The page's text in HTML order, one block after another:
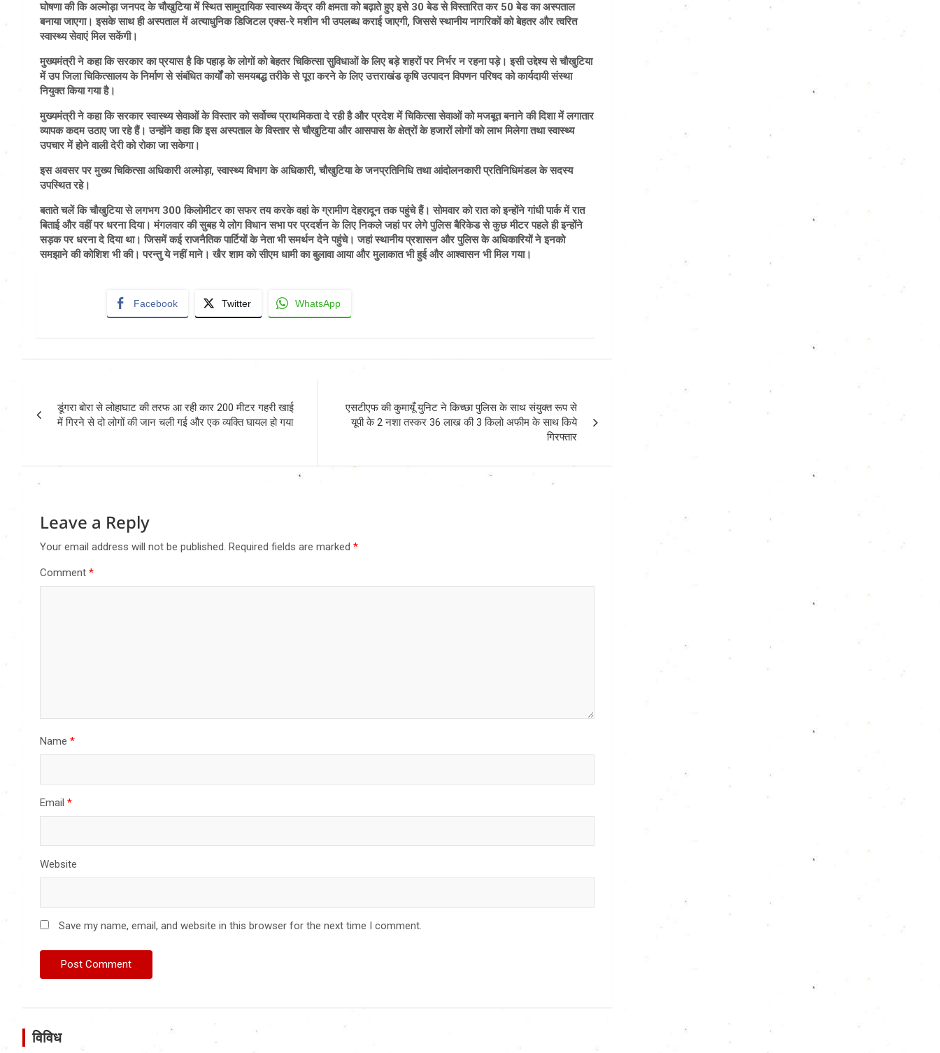
घोषणा की कि अल्मोड़ा जनपद के चौखुटिया में स्थित सामुदायिक स्वास्थ्य केंद्र की क्षमता को बढ़ाते हुए इसे 30 बेड से विस्तारित कर 50 बेड का अस्पताल
बनाया जाएगा। इसके साथ ही अस्पताल में अत्याधुनिक डिजिटल एक्स-रे मशीन भी उपलब्ध कराई जाएगी, जिससे स्थानीय नागरिकों को बेहतर और त्वरित
स्वास्थ्य सेवाएं मिल सकेंगी।
मुख्यमंत्री ने कहा कि सरकार का प्रयास है कि पहाड़ के लोगों को बेहतर चिकित्सा सुविधाओं के लिए बड़े शहरों पर निर्भर न रहना पड़े। इसी उद्देश्य से चौखुटिया
में उप जिला चिकित्सालय के निर्माण से संबंधित कार्यों को समयबद्ध तरीके से पूरा करने के लिए उत्तराखंड कृषि उत्पादन विपणन परिषद को कार्यदायी संस्था
नियुक्त किया गया है।
मुख्यमंत्री ने कहा कि सरकार स्वास्थ्य सेवाओं के विस्तार को सर्वोच्च प्राथमिकता दे रही है और प्रदेश में चिकित्सा सेवाओं को मजबूत बनाने की दिशा में लगातार
व्यापक कदम उठाए जा रहे हैं। उन्होंने कहा कि इस अस्पताल के विस्तार से चौखुटिया और आसपास के क्षेत्रों के हजारों लोगों को लाभ मिलेगा तथा स्वास्थ्य
उपचार में होने वाली देरी को रोका जा सकेगा।
इस अवसर पर मुख्य चिकित्सा अधिकारी अल्मोड़ा, स्वास्थ्य विभाग के अधिकारी, चौखुटिया के जनप्रतिनिधि तथा आंदोलनकारी प्रतिनिधिमंडल के सदस्य
उपस्थित रहे।
बताते चलें कि चौखुटिया से लगभग 300 किलोमीटर का सफर तय करके वहां के ग्रामीण देहरादून तक पहुंचे हैं। सोमवार को रात को इन्होंने गांधी पार्क में रात
बिताई और वहीं पर धरना दिया। मंगलवार की सुबह ये लोग विधान सभा पर प्रदर्शन के लिए निकले जहां पर लेगे पुलिस बैरिकेड से कुछ मीटर पहले ही इन्होंने
सड़क पर धरना दे दिया था। जिसमें कई राजनैतिक पार्टियों के नेता भी समर्थन देने पहुंचे। जहां स्थानीय प्रशासन और पुलिस के अधिकारियों ने इनको
समझाने की कोशिश भी की। परन्तु ये नहीं माने। खैर शाम को सीएम धामी का बुलावा आया और मुलाकात भी हुई और आश्वासन भी मिल गया।
Facebook Twitter WhatsApp
navigation
डूंगरा बोरा से लोहाघाट की तरफ आ रही कार 200 मीटर गहरी खाई
में गिरने से दो लोगों की जान चली गई और एक व्यक्ति घायल हो गया
एसटीएफ की कुमायूँ युनिट ने किच्छा पुलिस के साथ संयुक्त रूप से
यूपी के 2 नशा तस्कर 36 लाख की 3 किलो अफीम के साथ किये
गिरफ्तार
Leave a Reply
Your email address will not be published. Required fields are marked *
Comment *
Name *
Email *
Website
Save my name, email, and website in this browser for the next time I comment.
विविध